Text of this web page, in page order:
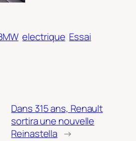
electrique Essai
Dans 315 ans, Renault
sortira une nouvelle
Reinastella →